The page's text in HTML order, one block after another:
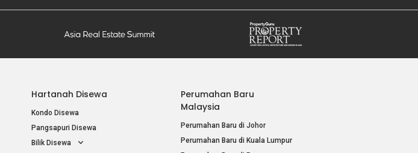
Hartanah Disewa
Kondo Disewa
Pangsapuri Disewa
Bilik Disewa
Perumahan Baru
Malaysia
Perumahan Baru di Johor
Perumahan Baru di Kuala Lumpur